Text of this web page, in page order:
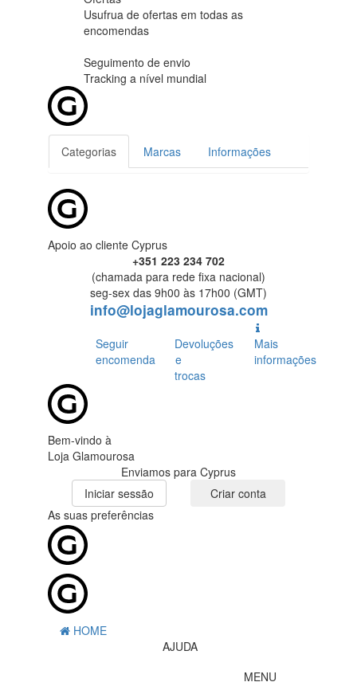
Usufrua de ofertas em todas as
encomendas
Seguimento de envio
Tracking a nível mundial
Categorias Marcas Informações
Apoio ao cliente Cyprus
+351 223 234 702
(chamada para rede fixa nacional)
seg-sex das 9h00 às 17h00 (GMT)
info@lojaglamourosa.com
Seguir
encomenda
Devoluções
e
trocas
Mais
informações
Bem-vindo à
Loja Glamourosa
Enviamos para Cyprus
Iniciar sessão
Criar conta
As suas preferências
HOME
AJUDA
MENU